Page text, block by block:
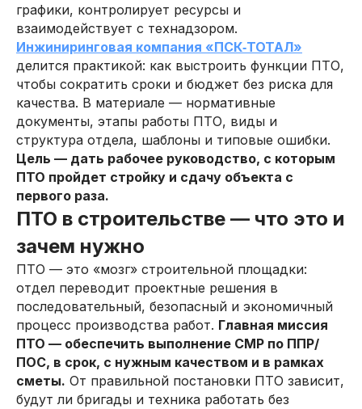
графики, контролирует ресурсы и
взаимодействует с технадзором.
Инжиниринговая компания «ПСК‑ТОТАЛ»
делится практикой: как выстроить функции ПТО,
чтобы сократить сроки и бюджет без риска для
качества. В материале — нормативные
документы, этапы работы ПТО, виды и
структура отдела, шаблоны и типовые ошибки.
Цель — дать рабочее руководство, с которым
ПТО пройдет стройку и сдачу объекта с
первого раза.
ПТО в строительстве — что это и
зачем нужно
ПТО — это «мозг» строительной площадки:
отдел переводит проектные решения в
последовательный, безопасный и экономичный
процесс производства работ. Главная миссия
ПТО — обеспечить выполнение СМР по ППР/
ПОС, в срок, с нужным качеством и в рамках
сметы. От правильной постановки ПТО зависит,
будут ли бригады и техника работать без